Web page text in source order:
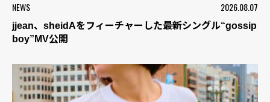
NEWS 2026.08.07
jjean、sheidAをフィーチャーした最新シングル“gossip
boy”MV公開